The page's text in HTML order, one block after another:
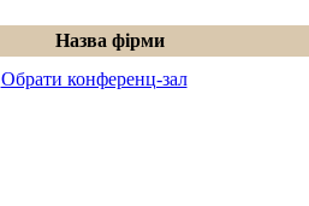
Назва фірми
Обрати конференц-зал